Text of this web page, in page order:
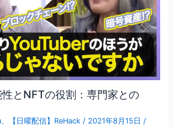
とNFTの役割：専門家との
【日曜配信】ReHack / 2021年8月15日 /